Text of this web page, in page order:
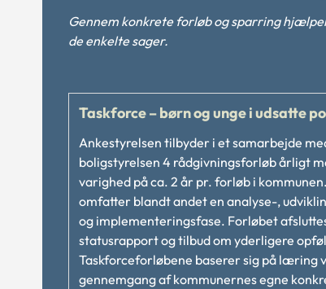
Gennem konkrete forløb og sparring
de enkelte sager.
Taskforce – børn og unge i udsatte
Ankestyrelsen tilbyder i et samarbejde
boligstyrelsen 4 rådgivningsforløb årligt
varighed på ca. 2 år pr. forløb i
omfatter blandt andet en analyse-,
og implementeringsfase. Forløbet
statusrapport og tilbud om yderligere
Taskforceforløbene baserer sig på læring
gennemgang af kommunernes egne